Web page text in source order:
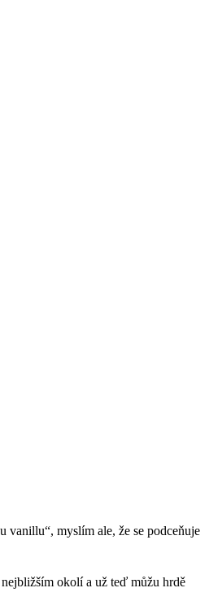
vanillu“, myslím ale, že se podceňuje
okolí a už teď můžu hrdě